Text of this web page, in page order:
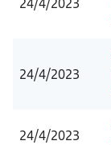
24/4/2023
24/4/2023